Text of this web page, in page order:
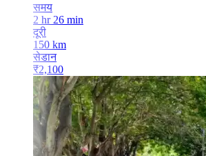
समय
2 hr 26 min
दूरी
150 km
सेडान
₹2,100